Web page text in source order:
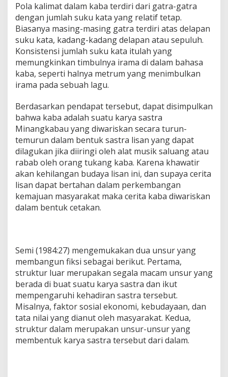
Pola kalimat dalam kaba terdiri dari gatra-gatra
dengan jumlah suku kata yang relatif tetap.
Biasanya masing-masing gatra terdiri atas delapan
suku kata, kadang-kadang delapan atau sepuluh.
Konsistensi jumlah suku kata itulah yang
memungkinkan timbulnya irama di dalam bahasa
kaba, seperti halnya metrum yang menimbulkan
irama pada sebuah lagu.
Berdasarkan pendapat tersebut, dapat disimpulkan
bahwa kaba adalah suatu karya sastra
Minangkabau yang diwariskan secara turun-
temurun dalam bentuk sastra lisan yang dapat
dilagukan jika diiringi oleh alat musik saluang atau
rabab oleh orang tukang kaba. Karena khawatir
akan kehilangan budaya lisan ini, dan supaya cerita
lisan dapat bertahan dalam perkembangan
kemajuan masyarakat maka cerita kaba diwariskan
dalam bentuk cetakan.
Semi (1984:27) mengemukakan dua unsur yang
membangun fiksi sebagai berikut. Pertama,
struktur luar merupakan segala macam unsur yang
berada di buat suatu karya sastra dan ikut
mempengaruhi kehadiran sastra tersebut.
Misalnya, faktor sosial ekonomi, kebudayaan, dan
tata nilai yang dianut oleh masyarakat. Kedua,
struktur dalam merupakan unsur-unsur yang
membentuk karya sastra tersebut dari dalam.